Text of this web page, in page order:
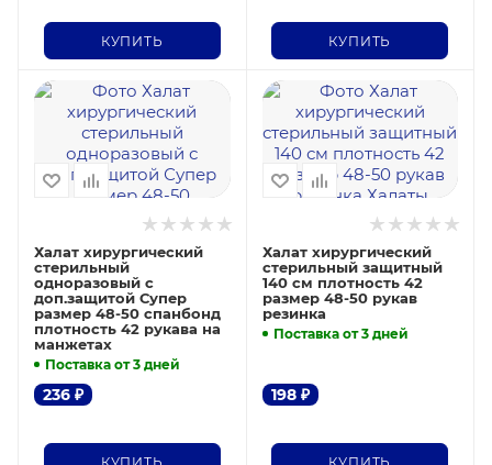
КУПИТЬ КУПИТЬ
Халат хирургический
стерильный
одноразовый с
доп.защитой Супер
размер 48-50 спанбонд
плотность 42 рукава на
манжетах
Поставка от 3 дней
236 ₽
Халат хирургический
стерильный защитный
140 см плотность 42
размер 48-50 рукав
резинка
Поставка от 3 дней
198₽